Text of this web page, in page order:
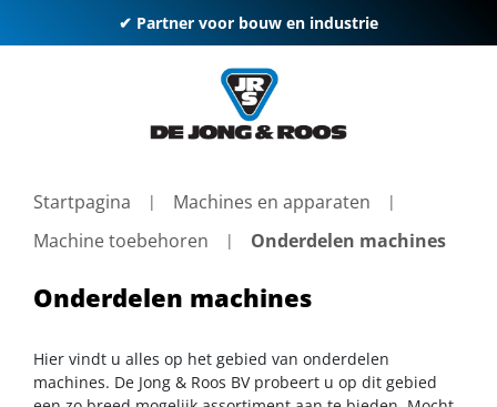
✔ Partner voor bouw en industrie
Startpagina
Machines en apparaten
Machine toebehoren
Onderdelen machines
Onderdelen machines
Hier vindt u alles op het gebied van onderdelen
machines. De Jong & Roos BV probeert u op dit gebied